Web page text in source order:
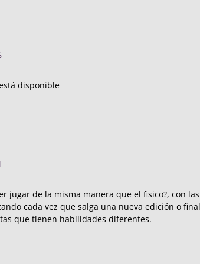
disponible
jugar de la misma manera que el fisico?, con
cada vez que salga una nueva edición o
que tienen habilidades diferentes.